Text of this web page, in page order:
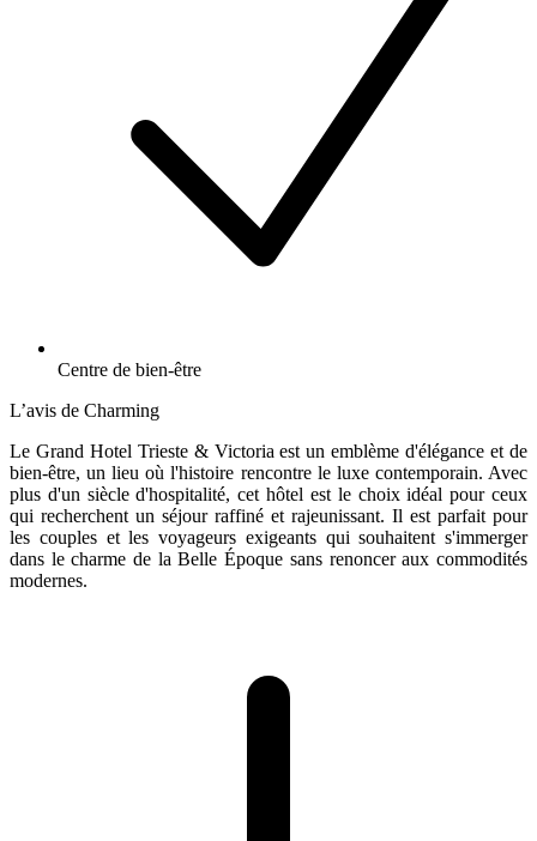
Centre de bien-être
L’avis de Charming
Le Grand Hotel Trieste & Victoria est un emblème d'élégance et de
bien-être, un lieu où l'histoire rencontre le luxe contemporain. Avec
plus d'un siècle d'hospitalité, cet hôtel est le choix idéal pour ceux
qui recherchent un séjour raffiné et rajeunissant. Il est parfait pour
les couples et les voyageurs exigeants qui souhaitent s'immerger
dans le charme de la Belle Époque sans renoncer aux commodités
modernes.